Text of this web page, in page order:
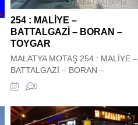
254 : MALİYE –
BATTALGAZİ – BORAN –
TOYGAR
MALATYA MOTAŞ 254 : MALİYE –
BATTALGAZİ – BORAN –
TOYGAR OTOBÜS HAREKET
SAATLERİ Malatya Motaş Şehir içi
254 : MALİYE – BATTALGAZİ –
BORAN – TOYGAR Otobüs Kalkış
0